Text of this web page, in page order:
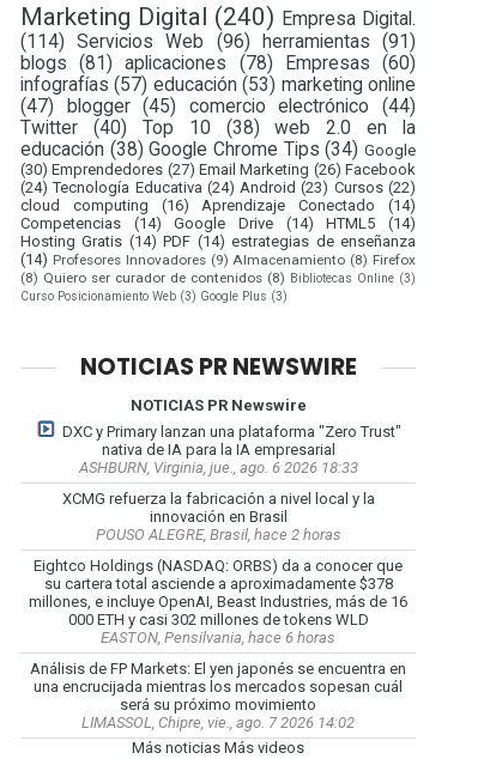
Marketing Digital (240) Empresa Digital.
(114)
Servicios Web (96) herramientas
(91)
blogs
(81) aplicaciones (78) Empresas
(60)
infografías (57) educación (53) marketing online
(47)
blogger (45) comercio electrónico
(44)
Twitter
(40) Top 10 (38)
web 2.0 en la
educación (38) Google Chrome Tips (34) Google
(30) Emprendedores (27) Email Marketing (26) Facebook
(24) Tecnología Educativa (24) Android (23) Cursos (22)
cloud computing
(16) Aprendizaje Conectado
(14)
Competencias
(14) Google Drive (14) HTML5
(14)
Hosting Gratis (14) PDF (14) estrategias de enseñanza
(14) Profesores Innovadores (9) Almacenamiento (8) Firefox
(8) Quiero ser curador de contenidos (8) Bibliotecas Online (3)
Curso Posicionamiento Web (3) Google Plus (3)
NOTICIAS PR NEWSWIRE
NOTICIAS PR Newswire
DXC y Primary lanzan una plataforma "Zero Trust"
nativa de IA para la IA empresarial
ASHBURN, Virginia, jue., ago. 6 2026 18:33
XCMG refuerza la fabricación a nivel local y la
innovación en Brasil
POUSO ALEGRE, Brasil, hace 2 horas
Eightco Holdings (NASDAQ: ORBS) da a conocer que
su cartera total asciende a aproximadamente $378
millones, e incluye OpenAI, Beast Industries, más de 16
000 ETH y casi 302 millones de tokens WLD
EASTON, Pensilvania, hace 6 horas
Análisis de FP Markets: El yen japonés se encuentra en
una encrucijada mientras los mercados sopesan cuál
será su próximo movimiento
LIMASSOL, Chipre, vie., ago. 7 2026 14:02
Más noticias Más videos